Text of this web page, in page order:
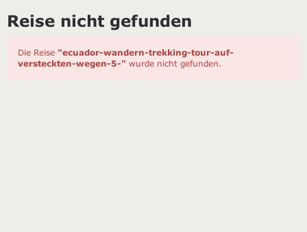
Reise nicht gefunden
Die Reise "ecuador-wandern-trekking-tour-auf-
versteckten-wegen-5-" wurde nicht gefunden.